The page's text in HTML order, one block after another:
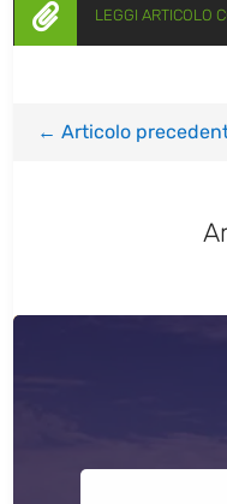
 LEGGI ARTICOLO
←Articolo